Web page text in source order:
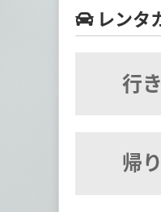
レンタ
行き
帰り